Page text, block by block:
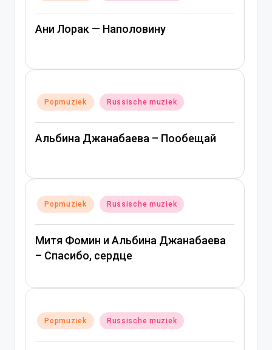
Ани Лорак — Наполовину
Geplaatst
in
Popmuziek Russische muziek
Альбина Джанабаева – Пообещай
Geplaatst
in
Popmuziek Russische muziek
Митя Фомин и Альбина Джанабаева
– Спасибо, сердце
Geplaatst
in
Popmuziek Russische muziek